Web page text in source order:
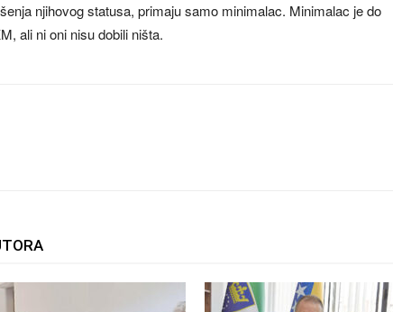
njihovog statusa, primaju samo minimalac. Minimalac je do
ali ni oni nisu dobili ništa.